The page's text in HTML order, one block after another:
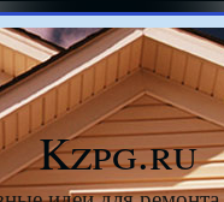
Kzpg.ru